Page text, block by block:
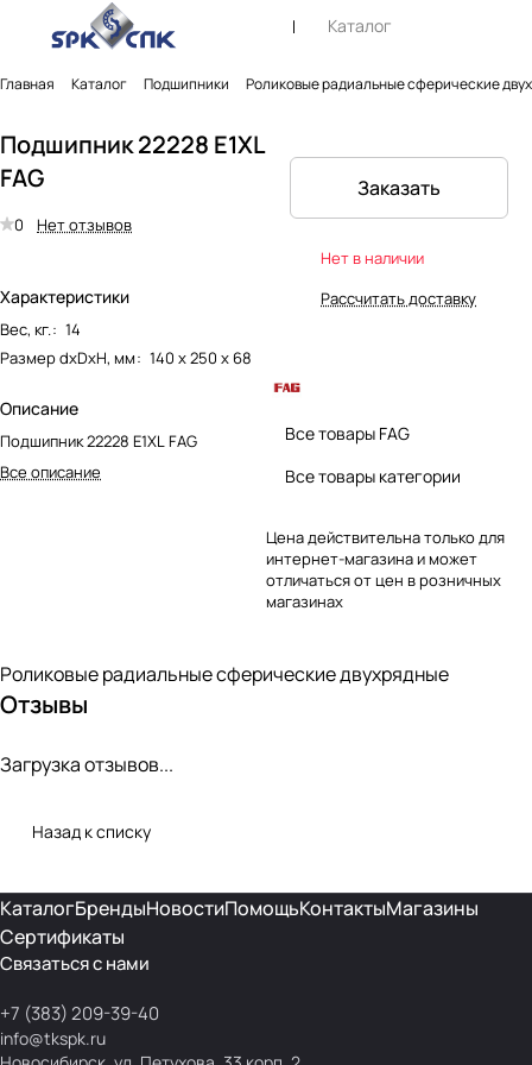
Каталог
Главная Каталог Подшипники Роликовые радиальные сферические
Подшипник 22228 E1XL
FAG
0 Нет отзывов
Характеристики
Вес, кг.: 14
Размер dxDxH, мм: 140 х 250 х 68
Описание
Подшипник 22228 E1XL FAG
Все описание
Заказать
Нет в наличии
Рассчитать доставку
Все товары FAG
Все товары категории
Цена действительна только для
интернет-магазина и может
отличаться от цен в розничных
магазинах
Роликовые радиальные сферические двухрядные
Отзывы
Загрузка отзывов...
Назад к списку
КаталогБрендыНовостиПомощьКонтактыМагазины
Сертификаты
Связаться с нами
+7 (383) 209-39-40
info@tkspk.ru